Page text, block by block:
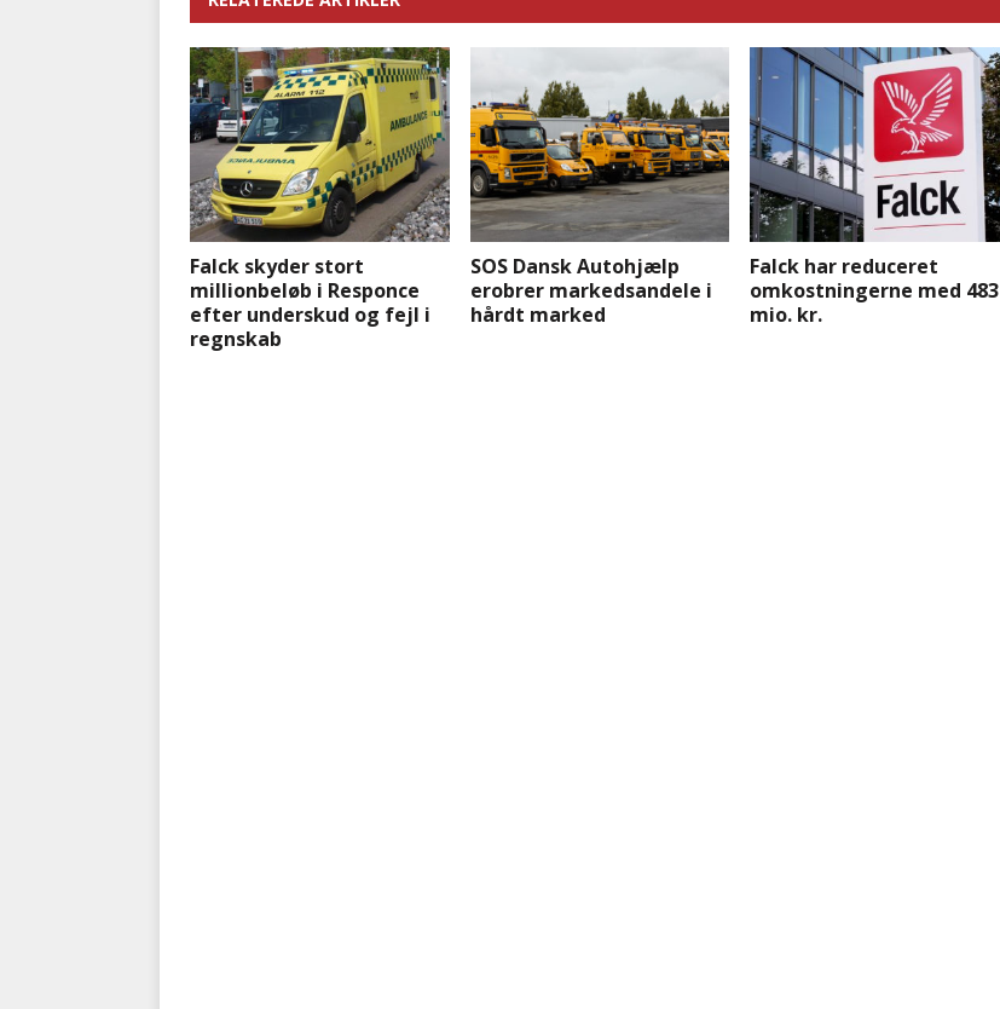
Falck skyder stort
millionbeløb i Responce
efter underskud og fejl i
regnskab
SOS Dansk Autohjælp
erobrer markedsandele i
hårdt marked
Falck har reduceret
omkostningerne med 483
mio. kr.